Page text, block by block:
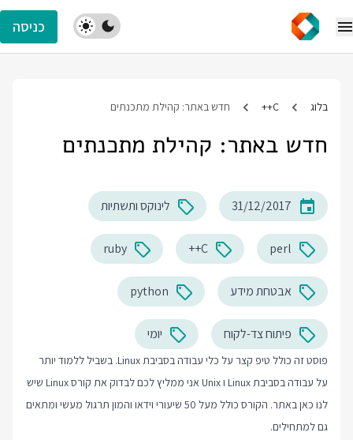
כניסה
בלוג C++ חדש באתר: קהילת מתכנתים
חדש באתר: קהילת מתכנתים
31/12/2017 לינוקס ותשתיות
perl
C++
ruby
אבטחת מידע python
פיתוח צד-לקוח יומי
פוסט זה כולל טיפ קצר על כלי עבודה בסביבת Linux. בשביל ללמוד יותר
על עבודה בסביבת Linux ו Unix אני ממליץ לכם לבדוק את
קורס Linux
שיש
לנו כאן באתר. הקורס כולל מעל 50 שיעורי וידאו והמון תרגול מעשי ומתאים
גם למתחילים.